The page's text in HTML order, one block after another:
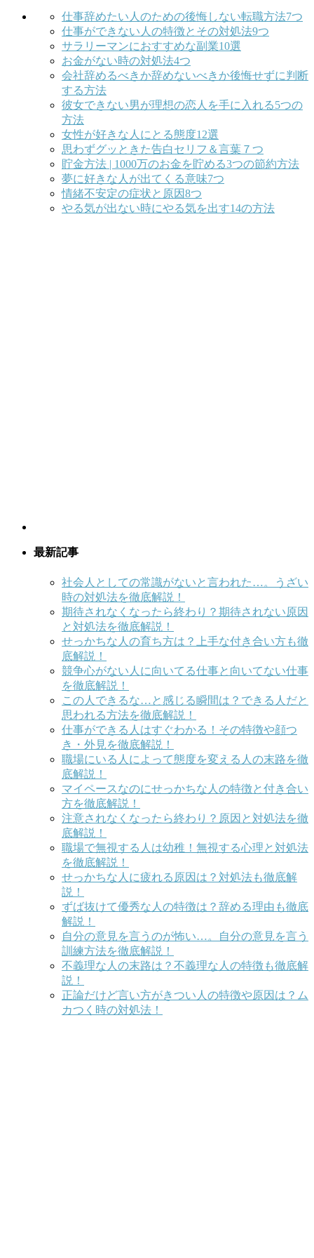
仕事辞めたい人のための後悔しない転職方法7つ
仕事ができない人の特徴とその対処法9つ
サラリーマンにおすすめな副業10選
お金がない時の対処法4つ
会社辞めるべきか辞めないべきか後悔せずに判断
する方法
彼女できない男が理想の恋人を手に入れる5つの
方法
女性が好きな人にとる態度12選
思わずグッときた告白セリフ＆言葉７つ
貯金方法 | 1000万のお金を貯める3つの節約方法
夢に好きな人が出てくる意味7つ
情緒不安定の症状と原因8つ
やる気が出ない時にやる気を出す14の方法
最新記事
社会人としての常識がないと言われた…。うざい
時の対処法を徹底解説！
期待されなくなったら終わり？期待されない原因
と対処法を徹底解説！
せっかちな人の育ち方は？上手な付き合い方も徹
底解説！
競争心がない人に向いてる仕事と向いてない仕事
を徹底解説！
この人できるな…と感じる瞬間は？できる人だと
思われる方法を徹底解説！
仕事ができる人はすぐわかる！その特徴や顔つ
き・外見を徹底解説！
職場にいる人によって態度を変える人の末路を徹
底解説！
マイペースなのにせっかちな人の特徴と付き合い
方を徹底解説！
注意されなくなったら終わり？原因と対処法を徹
底解説！
職場で無視する人は幼稚！無視する心理と対処法
を徹底解説！
せっかちな人に疲れる原因は？対処法も徹底解
説！
ずば抜けて優秀な人の特徴は？辞める理由も徹底
解説！
自分の意見を言うのが怖い…。自分の意見を言う
訓練方法を徹底解説！
不義理な人の末路は？不義理な人の特徴も徹底解
説！
正論だけど言い方がきつい人の特徴や原因は？ム
カつく時の対処法！